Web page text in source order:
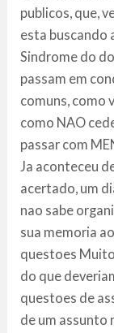
publicos, que,
esta buscando
Sindrome do
passam em
comuns, como
como NAO
passar com
Ja aconteceu
acertado, um
nao sabe
sua memoria
questoes
do que
questoes de
de um assunto